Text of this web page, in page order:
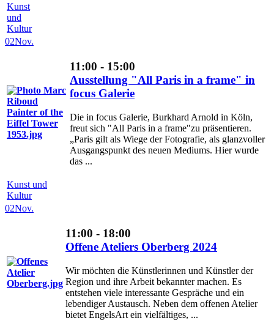
Kunst
und
Kultur
02Nov.
11:00 - 15:00
Ausstellung "All Paris in a frame" in
focus Galerie
Die in focus Galerie, Burkhard Arnold in Köln,
freut sich "All Paris in a frame"zu präsentieren.
„Paris gilt als Wiege der Fotografie, als glanzvoller
Ausgangspunkt des neuen Mediums. Hier wurde
das ...
Kunst und
Kultur
02Nov.
11:00 - 18:00
Offene Ateliers Oberberg 2024
Wir möchten die Künstlerinnen und Künstler der
Region und ihre Arbeit bekannter machen. Es
entstehen viele interessante Gespräche und ein
lebendiger Austausch. Neben dem offenen Atelier
bietet EngelsArt ein vielfältiges, ...